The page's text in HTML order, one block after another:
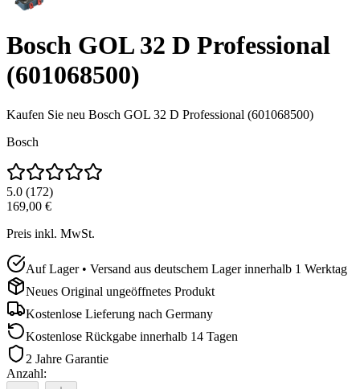
Bosch GOL 32 D Professional
(601068500)
Kaufen Sie neu Bosch GOL 32 D Professional (601068500)
Bosch
5.0 (172)
169,00 €
Preis inkl. MwSt.
Auf Lager • Versand aus deutschem Lager innerhalb 1 Werktag
Neues Original ungeöffnetes Produkt
Kostenlose Lieferung nach Germany
Kostenlose Rückgabe innerhalb 14 Tagen
2 Jahre Garantie
Anzahl: